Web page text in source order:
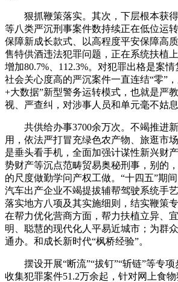
狠抓鞭策落实。其次，下层根本获得
等八类严沉刑事案件数持续正在低位运
保障新成长款式、以高程度平安保障高
售特供酒违法犯罪问题，正在系统扶植
增加80.7%、112.3%。对犯罪出格是案情
社会关心度高的严沉案件一直连结“零”
+大数据”新型警务运转模式，也就是严
视、严查纠，对涉事人员和单元毫不姑息
共供给办事3700余万次。不竭推进新
用，依法严打冒充绿色农产物、旅逛市
是垂头看手机，全面加强计谋性新兴财
势财产等沉点范畴贸易奥秘刑事，别的
的尺度做勤学问产权工做。“十四五”期
汽车出产企业不竭提拔辅帮驾驶系统手
落实地方八项及其实施细则，结实鞭策
在帮力优化营商方面，帮力扶植立异、
明、聪慧的现代化人平易近城市；为群
通办。和成长新时代“枫桥经验”。
摆设开展“断流”“拔钉”“斩链”等专项
收集犯罪案件51.2万余起，针对网上食物